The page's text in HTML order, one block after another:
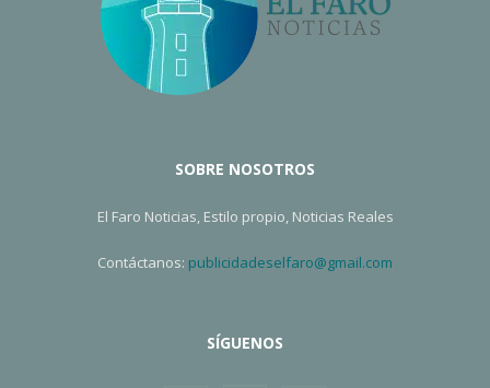
SOBRE NOSOTROS
El Faro Noticias, Estilo propio, Noticias Reales
Contáctanos: publicidadeselfaro@gmail.com
SÍGUENOS